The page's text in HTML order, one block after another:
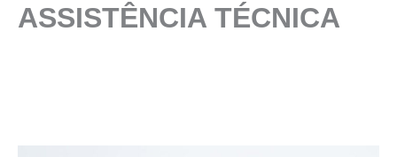
ASSISTÊNCIA TÉCNICA